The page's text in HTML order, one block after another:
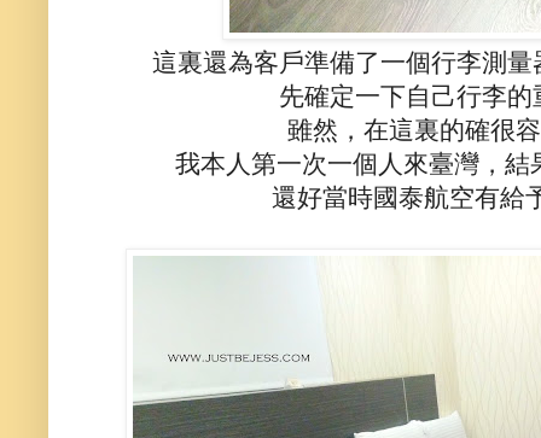
這裏還為客戶準備了一個行李測
先確定一下自己行李
雖然，在這裏的確很
我本人第一次一個人來臺灣，
還好當時國泰航空有給